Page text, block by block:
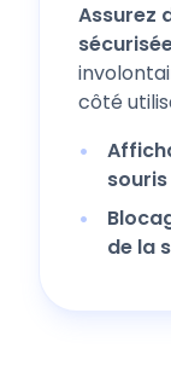
Assurez
côté
souris
de la